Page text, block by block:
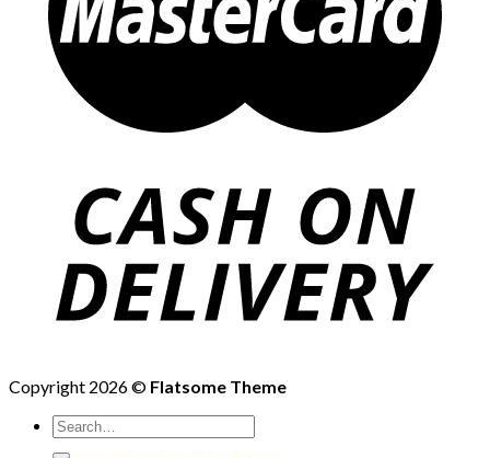
Copyright 2026 © Flatsome Theme
Search
for: